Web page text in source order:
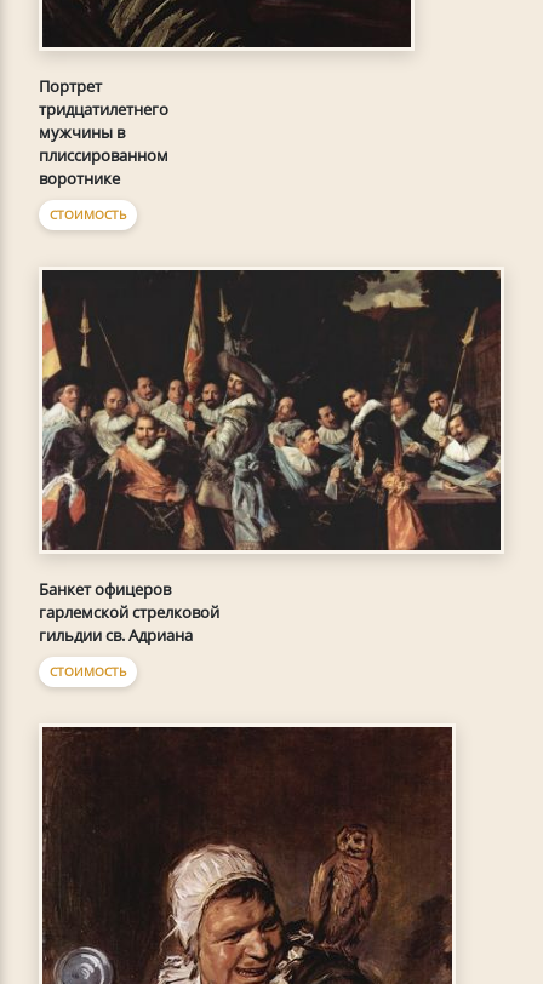
Портрет
тридцатилетнего
мужчины в
плиссированном
воротнике
СТОИМОСТЬ
Банкет офицеров
гарлемской стрелковой
гильдии св. Адриана
СТОИМОСТЬ